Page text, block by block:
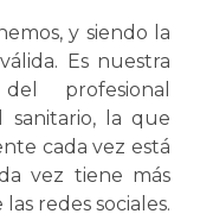
y siendo la
Es nuestra
profesional
sanitario, la que
cada vez está
vez tiene más
redes sociales.